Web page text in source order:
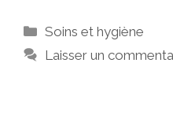
Catégories
Soins et hygiène
Laisser un